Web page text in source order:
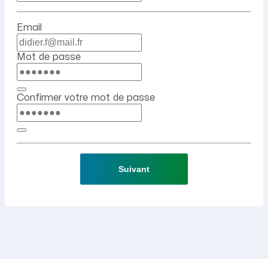
Email
Mot de passe
Confirmer votre mot de passe
Suivant